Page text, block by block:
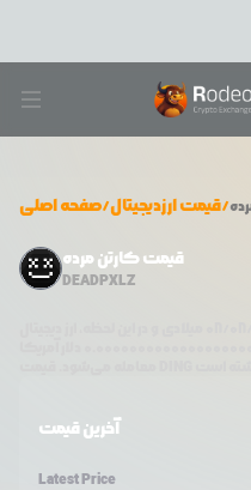
صفحه اصلی/قیمت ارزدیجیتال/
قیمت کارتن مرده
DEADPXLZ
آخرین قیمت
Latest Price